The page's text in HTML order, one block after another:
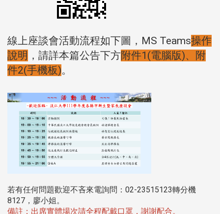
線上座談會活動流程如下圖，MS Teams操作
說明 ，請詳本篇公告下方附件1(電腦版)、 附
件2(手機板)。
若有任何問題歡迎不吝來電詢問：02-23515123轉分機
8127，廖小姐。
備註：出席實體場次請全程配戴口罩，謝謝配合。